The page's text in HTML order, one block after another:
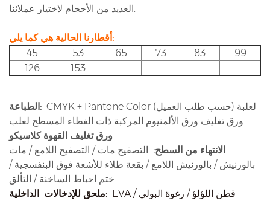
العديد من الأحجام لاختيار عملائنا.
أقطارنا الحالية هي كما يلي:
45
53 65 73 83
99
126
153
الطباعة: CMYK + Pantone Color (حسب طلب العميل) لعلبة
ورق تغليف ورق الألمنيوم المركبة ذات الغطاء المسطح لعلب
ورق تغليف القهوة كلاسيكو
الانتهاء من السطح: التصفيح مات / التصفيح اللامع / مات
بالورنيش / بالورنيش اللامع / بقعة طلاء للأشعة فوق البنفسجية /
ختم احباط الساخنة / التألق
ملحق للإدخالاتالداخلية: EVA / قطن اللؤلؤ / رغوة البولي